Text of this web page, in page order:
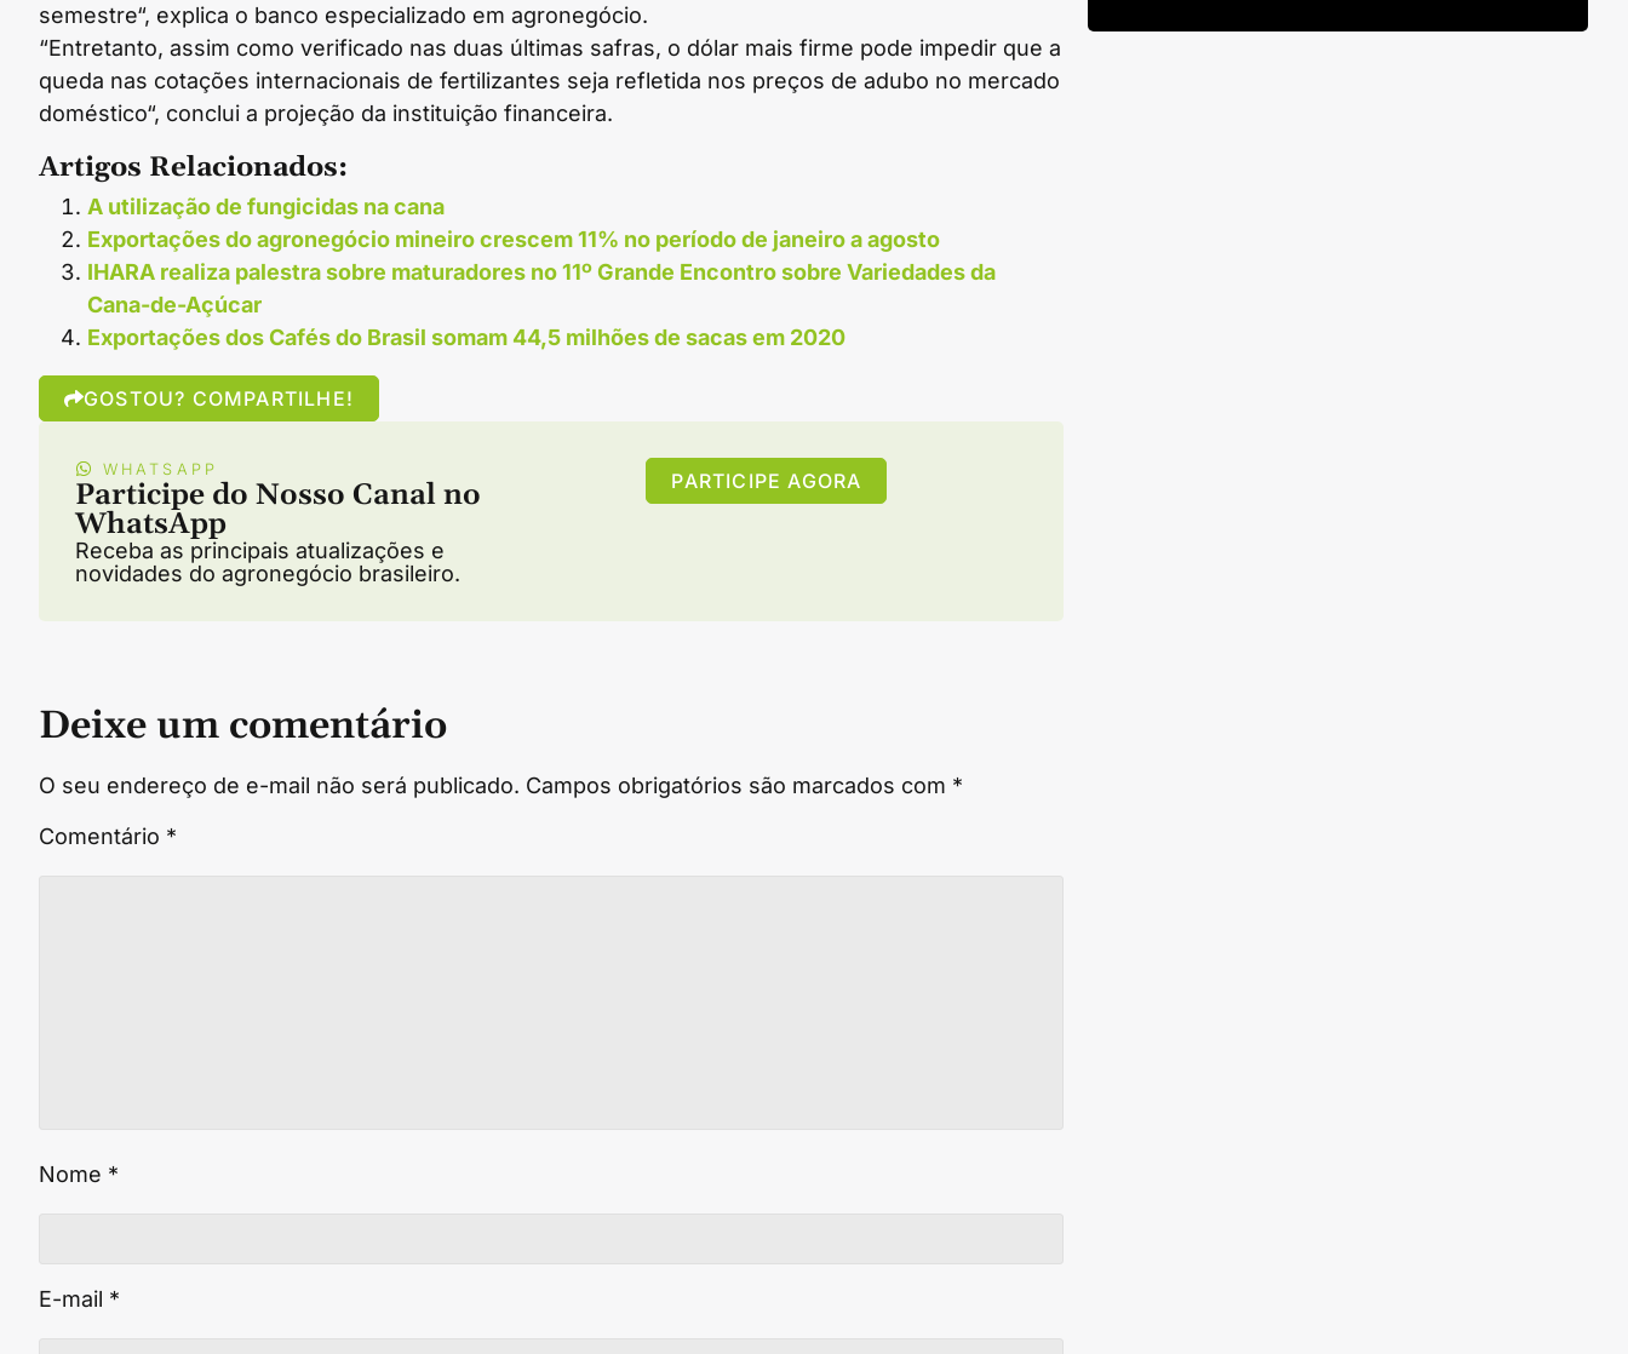
semestre“, explica o banco especializado em agronegócio.
“Entretanto, assim como verificado nas duas últimas safras, o dólar mais firme pode impedir que a
queda nas cotações internacionais de fertilizantes seja refletida nos preços de adubo no mercado
doméstico“, conclui a projeção da instituição financeira.
Artigos Relacionados:
A utilização de fungicidas na cana
Exportações do agronegócio mineiro crescem 11% no período de janeiro a agosto
IHARA realiza palestra sobre maturadores no 11º Grande Encontro sobre Variedades da
Cana-de-Açúcar
Exportações dos Cafés do Brasil somam 44,5 milhões de sacas em 2020
GOSTOU? COMPARTILHE!
WHATSAPP
Participe do Nosso Canal no
WhatsApp
Receba as principais atualizações e
novidades do agronegócio brasileiro.
PARTICIPE AGORA
Deixe um comentário
O seu endereço de e-mail não será publicado. Campos obrigatórios são marcados com *
Comentário *
Nome *
E-mail *